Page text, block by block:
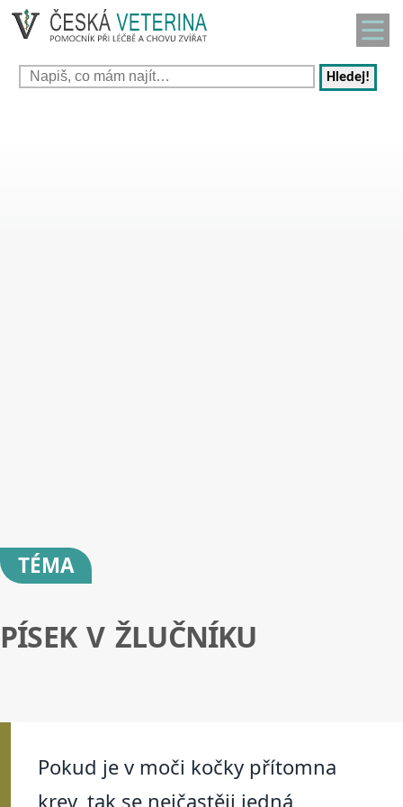
Hledej!
TÉMA
PÍSEK V ŽLUČNÍKU
Pokud je v moči kočky přítomna
krev, tak se nejčastěji jedná